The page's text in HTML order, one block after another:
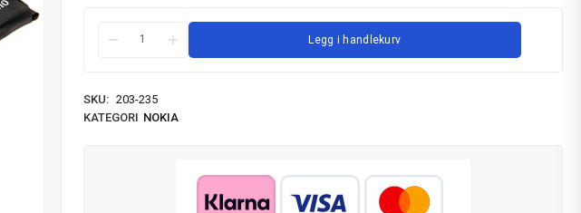
Legg i handlekurv
SKU: 203-235
KATEGORI NOKIA